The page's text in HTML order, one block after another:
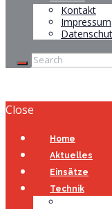
Kontakt
Impressum
Close
Home
Aktuelles
Einsätze
Technik